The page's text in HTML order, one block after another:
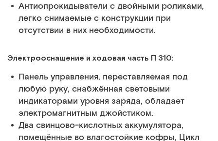
Антиопрокидыватели с двойными роликами,
легко снимаемые с конструкции при
отсутствии в них необходимости.
Электрооснащение и ходовая часть П 310:
Панель управления, переставляемая под
любую руку, снабжённая световыми
индикаторами уровня заряда, обладает
электромагнитным джойстиком.
Два свинцово-кислотных аккумулятора,
помещённые во влагостойкие кофры, Цикл